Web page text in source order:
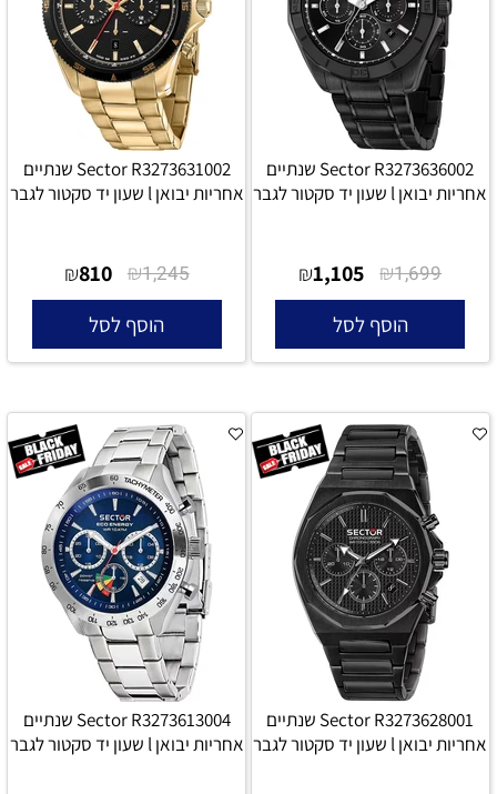
Sector R3273636002 שנתיים
אחריות יבואן l שעון יד סקטור לגבר
₪1,699
₪1,105
הוסף לסל
Sector R3273631002 שנתיים
אחריות יבואן l שעון יד סקטור לגבר
₪1,245
₪810
הוסף לסל
Sector R3273628001 שנתיים
אחריות יבואן l שעון יד סקטור לגבר
Sector R3273613004 שנתיים
אחריות יבואן l שעון יד סקטור לגבר